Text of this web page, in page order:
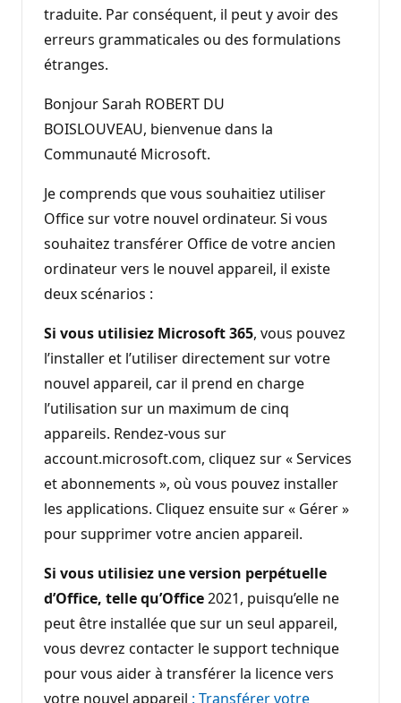
traduite. Par conséquent, il peut y avoir des
erreurs grammaticales ou des formulations
étranges.
Bonjour Sarah ROBERT DU
BOISLOUVEAU, bienvenue dans la
Communauté Microsoft.
Je comprends que vous souhaitiez utiliser
Office sur votre nouvel ordinateur. Si vous
souhaitez transférer Office de votre ancien
ordinateur vers le nouvel appareil, il existe
deux scénarios :
Si vous utilisiez Microsoft 365, vous pouvez
l’installer et l’utiliser directement sur votre
nouvel appareil, car il prend en charge
l’utilisation sur un maximum de cinq
appareils. Rendez-vous sur
account.microsoft.com, cliquez sur « Services
et abonnements », où vous pouvez installer
les applications. Cliquez ensuite sur « Gérer »
pour supprimer votre ancien appareil.
Si vous utilisiez une version perpétuelle
d’Office, telle qu’Office2021, puisqu’elle ne
peut être installée que sur un seul appareil,
vous devrez contacter le support technique
pour vous aider à transférer la licence vers
votre nouvel appareil : Transférer votre